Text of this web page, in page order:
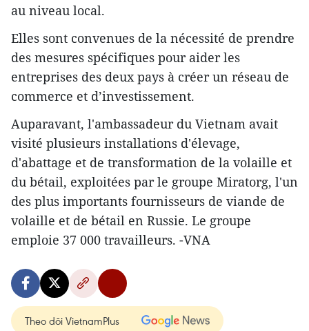
au niveau local.
Elles sont convenues de la nécessité de prendre
des mesures spécifiques pour aider les
entreprises des deux pays à créer un réseau de
commerce et d’investissement.
Auparavant, l'ambassadeur du Vietnam avait
visité plusieurs installations d'élevage,
d'abattage et de transformation de la volaille et
du bétail, exploitées par le groupe Miratorg, l'un
des plus importants fournisseurs de viande de
volaille et de bétail en Russie. Le groupe
emploie 37 000 travailleurs. -VNA
Theo dõi VietnamPlus